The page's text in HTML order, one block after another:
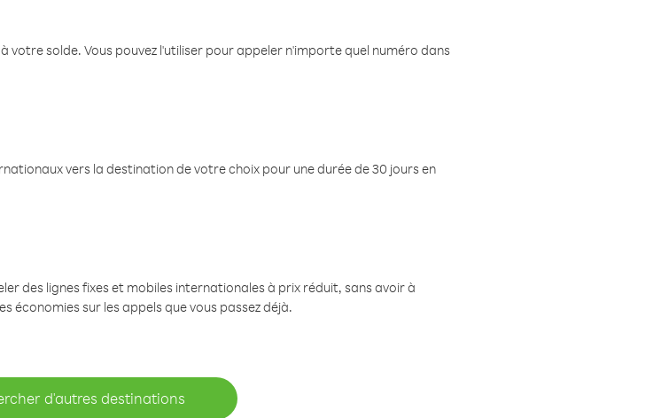
solde. Vous pouvez l'utiliser pour appeler n'importe quel numéro dans
vers la destination de votre choix pour une durée de 30 jours en
des lignes fixes et mobiles internationales à prix réduit, sans avoir à
économies sur les appels que vous passez déjà.
d'autres destinations